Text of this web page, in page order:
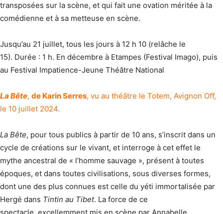
transposées sur la scène, et qui fait une ovation méritée à la
comédienne et à sa metteuse en scène.
Jusqu’au 21 juillet, tous les jours à 12 h 10 (relâche le
15). Durée : 1 h. En décembre à Etampes (Festival Imago), puis
au Festival Impatience-Jeune Théâtre National
La Bête, de Karin Serres, vu au théâtre le Totem, Avignon Off,
le 10 juillet 2024.
La Bête, pour tous publics à partir de 10 ans, s’inscrit dans un
cycle de créations sur le vivant, et interroge à cet effet le
mythe ancestral de « l’homme sauvage », présent à toutes
époques, et dans toutes civilisations, sous diverses formes,
dont une des plus connues est celle du yéti immortalisée par
Hergé dans Tintin au Tibet. La force de ce